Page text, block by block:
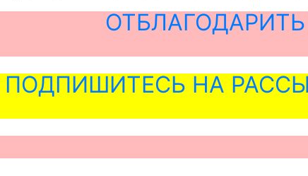
ПОДПИШИТЕСЬ НА